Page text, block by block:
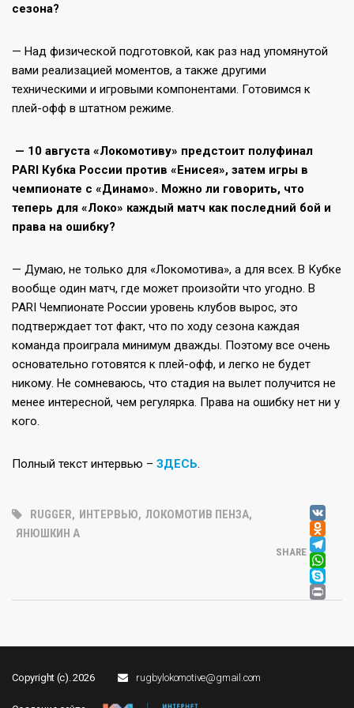
сезона?
— Над физической подготовкой, как раз над упомянутой
вами реализацией моментов, а также другими
техническими и игровыми компонентами. Готовимся к
плей-офф в штатном режиме.
— 10 августа «Локомотиву» предстоит полуфинал
PARI Кубка России против «Енисея», затем игры в
чемпионате с «Динамо». Можно ли говорить, что
теперь для «Локо» каждый матч как последний бой и
права на ошибку?
— Думаю, не только для «Локомотива», а для всех. В Кубке
вообще один матч, где может произойти что угодно. В
PARI Чемпионате России уровень клубов вырос, это
подтверждает тот факт, что по ходу сезона каждая
команда проиграла минимум дважды. Поэтому все очень
основательно готовятся к плей-офф, и легко не будет
никому. Не сомневаюсь, что стадия на вылет получится не
менее интересной, чем регулярка. Права на ошибку нет ни у
кого.
Полный текст интервью – ЗДЕСЬ.
RUGGER, ИНТЕРВЬЮ, ЛОКОМОТИВ ПЕНЗА,
ЯНЮШКИН А
SHARE
Copyright (c). 2026 rugbylokomotive@gmail.com